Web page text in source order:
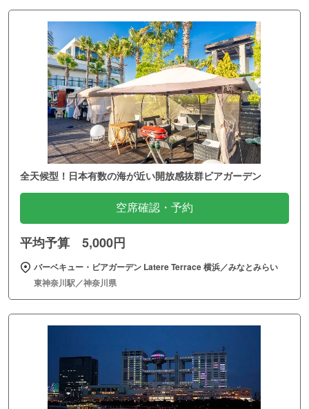
全天候型！日本有数の海が近い開放感抜群ビアガーデン
空席確認・予約
平均予算 5,000円
バーベキュー・ビアガーデン Latere Terrace 横浜／みなとみらい
東神奈川駅／神奈川県